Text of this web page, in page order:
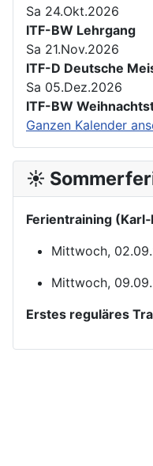
Sa 24.Okt.2026
ITF-BW Lehrgang
Sa 21.Nov.2026
ITF-D Deutsche
Sa 05.Dez.2026
ITF-BW
Ganzen Kalender
☀️
Ferientraining
Mittwoch,
Mittwoch,
Erstes reguläres